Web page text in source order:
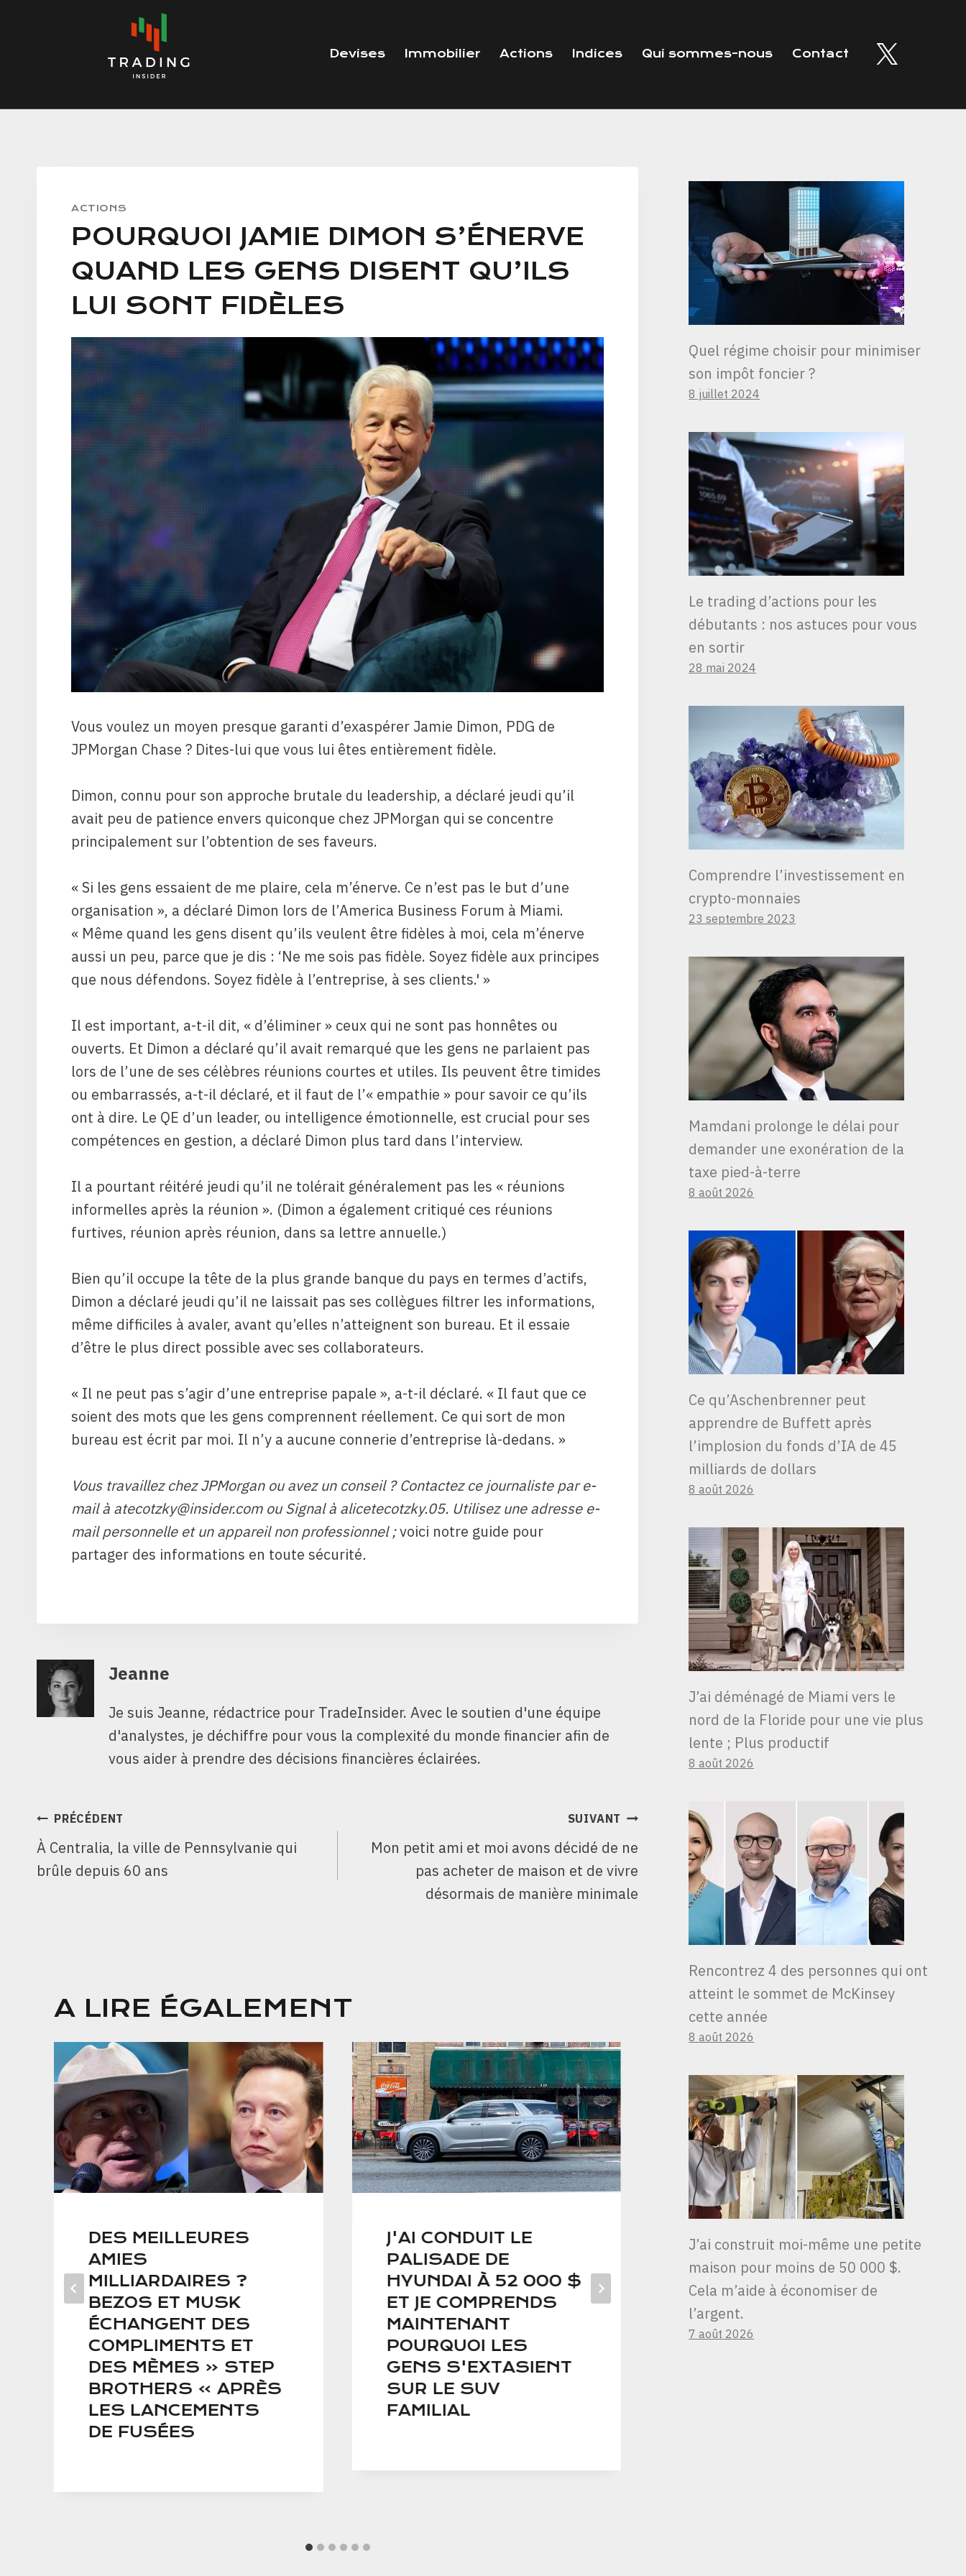
Devises Immobilier Actions Indices Qui sommes-nous Contact
ACTIONS
POURQUOI JAMIE DIMON S’ÉNERVE
QUAND LES GENS DISENT QU’ILS
LUI SONT FIDÈLES
Vous voulez un moyen presque garanti d’exaspérer Jamie Dimon, PDG de
JPMorgan Chase ? Dites-lui que vous lui êtes entièrement fidèle.
Dimon, connu pour son approche brutale du leadership, a déclaré jeudi qu’il
avait peu de patience envers quiconque chez JPMorgan qui se concentre
principalement sur l’obtention de ses faveurs.
« Si les gens essaient de me plaire, cela m’énerve. Ce n’est pas le but d’une
organisation », a déclaré Dimon lors de l’America Business Forum à Miami.
« Même quand les gens disent qu’ils veulent être fidèles à moi, cela m’énerve
aussi un peu, parce que je dis : ‘Ne me sois pas fidèle. Soyez fidèle aux principes
que nous défendons. Soyez fidèle à l’entreprise, à ses clients.' »
Il est important, a-t-il dit, « d’éliminer » ceux qui ne sont pas honnêtes ou
ouverts. Et Dimon a déclaré qu’il avait remarqué que les gens ne parlaient pas
lors de l’une de ses célèbres réunions courtes et utiles. Ils peuvent être timides
ou embarrassés, a-t-il déclaré, et il faut de l’« empathie » pour savoir ce qu’ils
ont à dire. Le QE d’un leader, ou intelligence émotionnelle, est crucial pour ses
compétences en gestion, a déclaré Dimon plus tard dans l’interview.
Il a pourtant réitéré jeudi qu’il ne tolérait généralement pas les « réunions
informelles après la réunion ». (Dimon a également critiqué ces réunions
furtives, réunion après réunion, dans sa lettre annuelle.)
Bien qu’il occupe la tête de la plus grande banque du pays en termes d’actifs,
Dimon a déclaré jeudi qu’il ne laissait pas ses collègues filtrer les informations,
même difficiles à avaler, avant qu’elles n’atteignent son bureau. Et il essaie
d’être le plus direct possible avec ses collaborateurs.
« Il ne peut pas s’agir d’une entreprise papale », a-t-il déclaré. « Il faut que ce
soient des mots que les gens comprennent réellement. Ce qui sort de mon
bureau est écrit par moi. Il n’y a aucune connerie d’entreprise là-dedans. »
Vous travaillez chez JPMorgan ou avez un conseil ? Contactez ce journaliste par e-
mail à atecotzky@insider.comou Signal à alicetecotzky.05. Utilisez une adresse e-
mail personnelle et un appareil non professionnel ;voici notre guide pour
partager des informations en toute sécurité.
Jeanne
Je suis Jeanne, rédactrice pour TradeInsider. Avec le soutien d'une équipe
d'analystes, je déchiffre pour vous la complexité du monde financier afin de
vous aider à prendre des décisions financières éclairées.
NAVIGATION
DE
L’ARTICLE
PRÉCÉDENT
À Centralia, la ville de Pennsylvanie qui
brûle depuis 60 ans
SUIVANT
Mon petit ami et moi avons décidé de ne
pas acheter de maison et de vivre
désormais de manière minimale
A LIRE ÉGALEMENT
DES MEILLEURES
AMIES
MILLIARDAIRES ?
BEZOS ET MUSK
ÉCHANGENT DES
COMPLIMENTS ET
DES MÈMES « STEP
BROTHERS » APRÈS
LES LANCEMENTS
DE FUSÉES
J'AI CONDUIT LE
PALISADE DE
HYUNDAI À 52 000 $
ET JE COMPRENDS
MAINTENANT
POURQUOI LES
GENS S'EXTASIENT
SUR LE SUV
FAMILIAL
VOS VACANCES NE
SONT
PROBABLEMENT PAS
L’ÉRUPTION
Quel régime choisir pour minimiser
son impôt foncier ?
8 juillet 2024
Le trading d’actions pour les
débutants : nos astuces pour vous
en sortir
28 mai 2024
Comprendre l’investissement en
crypto-monnaies
23 septembre 2023
Mamdani prolonge le délai pour
demander une exonération de la
taxe pied-à-terre
8 août 2026
Ce qu’Aschenbrenner peut
apprendre de Buffett après
l’implosion du fonds d’IA de 45
milliards de dollars
8 août 2026
J’ai déménagé de Miami vers le
nord de la Floride pour une vie plus
lente ; Plus productif
8 août 2026
Rencontrez 4 des personnes qui ont
atteint le sommet de McKinsey
cette année
8 août 2026
J’ai construit moi-même une petite
maison pour moins de 50 000 $.
Cela m’aide à économiser de
l’argent.
7 août 2026